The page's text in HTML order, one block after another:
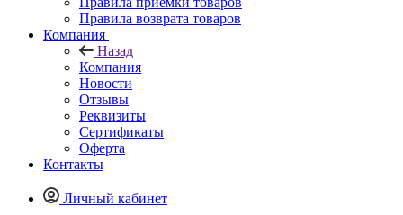
Правила возврата товаров
Компания
Назад
Компания
Новости
Отзывы
Реквизиты
Сертификаты
Оферта
Контакты
Личный кабинет